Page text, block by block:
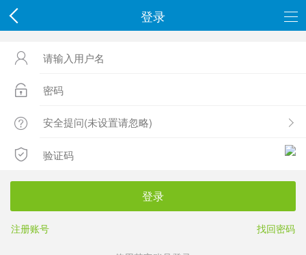
登录




登录
注册账号 找回密码